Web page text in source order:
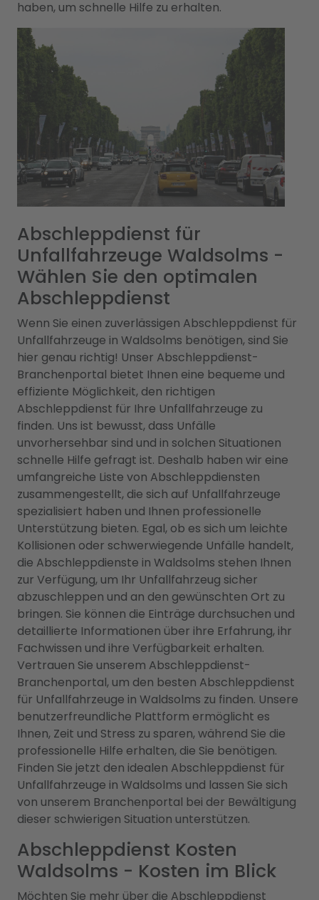
haben, um schnelle Hilfe zu erhalten.
Abschleppdienst für
Unfallfahrzeuge Waldsolms -
Wählen Sie den optimalen
Abschleppdienst
Wenn Sie einen zuverlässigen Abschleppdienst für
Unfallfahrzeuge in Waldsolms benötigen, sind Sie
hier genau richtig! Unser Abschleppdienst-
Branchenportal bietet Ihnen eine bequeme und
effiziente Möglichkeit, den richtigen
Abschleppdienst für Ihre Unfallfahrzeuge zu
finden. Uns ist bewusst, dass Unfälle
unvorhersehbar sind und in solchen Situationen
schnelle Hilfe gefragt ist. Deshalb haben wir eine
umfangreiche Liste von Abschleppdiensten
zusammengestellt, die sich auf Unfallfahrzeuge
spezialisiert haben und Ihnen professionelle
Unterstützung bieten. Egal, ob es sich um leichte
Kollisionen oder schwerwiegende Unfälle handelt,
die Abschleppdienste in Waldsolms stehen Ihnen
zur Verfügung, um Ihr Unfallfahrzeug sicher
abzuschleppen und an den gewünschten Ort zu
bringen. Sie können die Einträge durchsuchen und
detaillierte Informationen über ihre Erfahrung, ihr
Fachwissen und ihre Verfügbarkeit erhalten.
Vertrauen Sie unserem Abschleppdienst-
Branchenportal, um den besten Abschleppdienst
für Unfallfahrzeuge in Waldsolms zu finden. Unsere
benutzerfreundliche Plattform ermöglicht es
Ihnen, Zeit und Stress zu sparen, während Sie die
professionelle Hilfe erhalten, die Sie benötigen.
Finden Sie jetzt den idealen Abschleppdienst für
Unfallfahrzeuge in Waldsolms und lassen Sie sich
von unserem Branchenportal bei der Bewältigung
dieser schwierigen Situation unterstützen.
Abschleppdienst Kosten
Waldsolms - Kosten im Blick
Möchten Sie mehr über die Abschleppdienst